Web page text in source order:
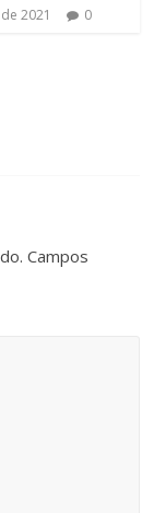
de 2021
0
Campos